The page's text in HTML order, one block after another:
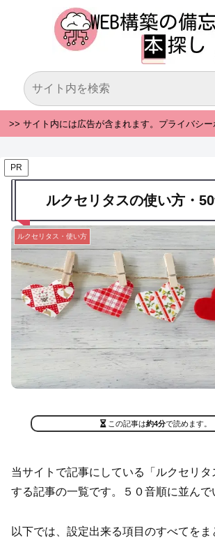
>> サイト内には広告が含まれます。プライバシ
PR
ルクセリタスの使い方・
ルクセリタス・使い方
この記事は約4分で読めます。
当サイトで記事にしている「ルクセリタ
する記事の一覧です。５０音順に並んで
以下では、設定出来る項目のすべてをま